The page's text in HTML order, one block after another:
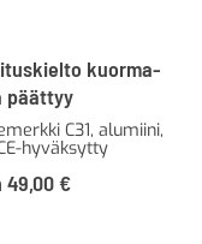
kuorma-
päättyy
C31, alumiini,
hyväksytty
49,00 €